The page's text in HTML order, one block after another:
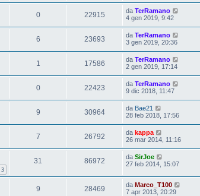
0 22915 da TerRamano
4 gen 2019, 9:42
6 23693 da TerRamano
3 gen 2019, 20:36
1 17586 da TerRamano
2 gen 2019, 17:14
0 22423 da TerRamano
9 dic 2018, 11:47
9 30964 da Bae21
28 feb 2018, 17:56
7 26792 da kappa
26 mar 2014, 11:16
3
31 86972 da SirJoe
27 feb 2014, 15:07
9 28469 da Marco_T100
7 apr 2013, 20:29